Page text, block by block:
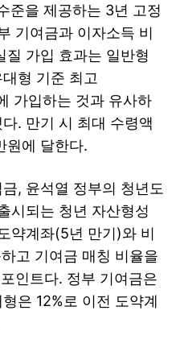
준을 제공하는 3년 고정
기여금과 이자소득 비
질 가입 효과는 일반형
형 기준 최고
가입하는 것과 유사하
. 만기 시 최대 수령액
원에 달한다.
, 윤석열 정부의 청년도
시되는 청년 자산형성
약계좌(5년 만기)와 비
고 기여금 매칭 비율을
인트다. 정부 기여금은
은 12%로 이전 도약계